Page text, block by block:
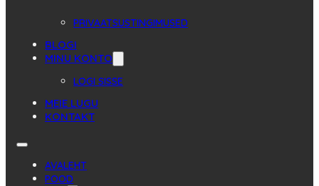
PRIVAATSUSTINGIMUSED
BLOGI
MINU KONTO
LOGI SISSE
MEIE LUGU
KONTAKT
AVALEHT
POOD